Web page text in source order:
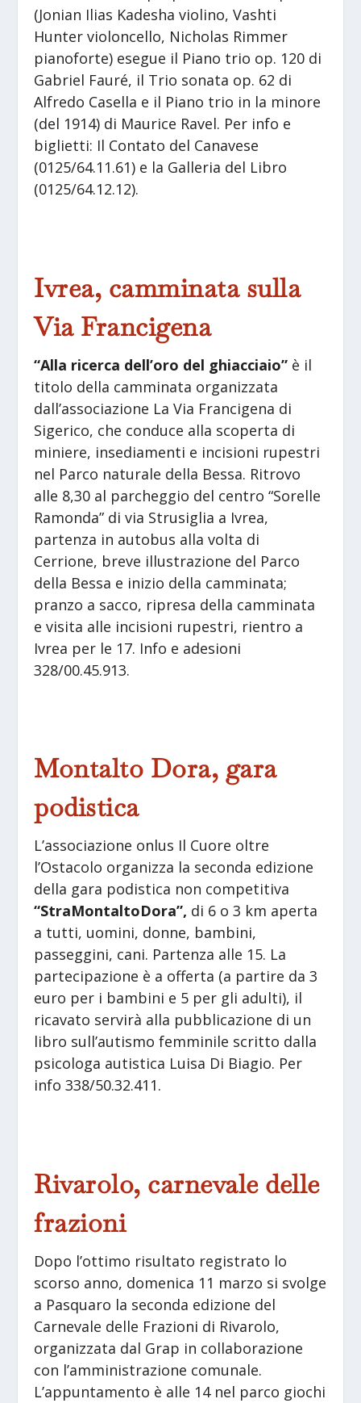
(Jonian Ilias Kadesha violino, Vashti
Hunter violoncello, Nicholas Rimmer
pianoforte) esegue il Piano trio op. 120 di
Gabriel Fauré, il Trio sonata op. 62 di
Alfredo Casella e il Piano trio in la minore
(del 1914) di Maurice Ravel. Per info e
biglietti: Il Contato del Canavese
(0125/64.11.61) e la Galleria del Libro
(0125/64.12.12).
Ivrea, camminata sulla
Via Francigena
“Alla ricerca dell’oro del ghiacciaio” è il
titolo della camminata organizzata
dall’associazione La Via Francigena di
Sigerico, che conduce alla scoperta di
miniere, insediamenti e incisioni rupestri
nel Parco naturale della Bessa. Ritrovo
alle 8,30 al parcheggio del centro “Sorelle
Ramonda” di via Strusiglia a Ivrea,
partenza in autobus alla volta di
Cerrione, breve illustrazione del Parco
della Bessa e inizio della camminata;
pranzo a sacco, ripresa della camminata
e visita alle incisioni rupestri, rientro a
Ivrea per le 17. Info e adesioni
328/00.45.913.
Montalto Dora, gara
podistica
L’associazione onlus Il Cuore oltre
l’Ostacolo organizza la seconda edizione
della gara podistica non competitiva
“StraMontaltoDora”, di 6 o 3 km aperta
a tutti, uomini, donne, bambini,
passeggini, cani. Partenza alle 15. La
partecipazione è a offerta (a partire da 3
euro per i bambini e 5 per gli adulti), il
ricavato servirà alla pubblicazione di un
libro sull’autismo femminile scritto dalla
psicologa autistica Luisa Di Biagio. Per
info 338/50.32.411.
Rivarolo, carnevale delle
frazioni
Dopo l’ottimo risultato registrato lo
scorso anno, domenica 11 marzo si svolge
a Pasquaro la seconda edizione del
Carnevale delle Frazioni di Rivarolo,
organizzata dal Grap in collaborazione
con l’amministrazione comunale.
L’appuntamento è alle 14 nel parco giochi